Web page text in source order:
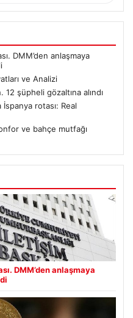
DMM’den anlaşmaya
ve Analizi
12 şüpheli gözaltına alındı
İspanya rotası: Real
ve bahçe mutfağı
DMM’den anlaşmaya